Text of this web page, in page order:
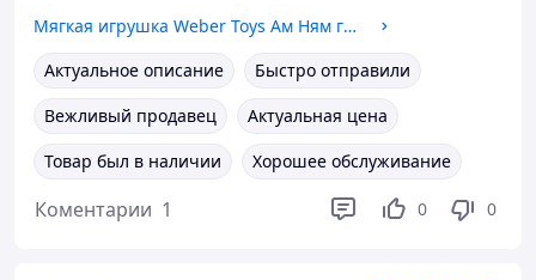
Мягкая игрушка Weber Toys Ам Ням грустный 17 см
Актуальное описание
Быстро отправили
Вежливый продавец
Актуальная цена
Товар был в наличии
Хорошее обслуживание
Коментарии 1 0 0